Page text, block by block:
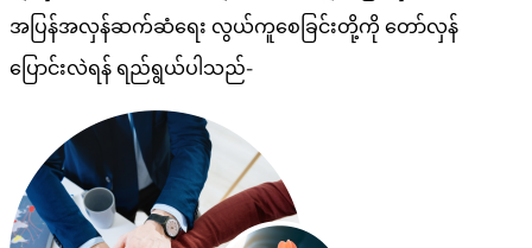
အပြန်အလှန်ဆက်ဆံရေး လွယ်ကူစေခြင်းတို့ကို တော်လှန်
ပြောင်းလဲရန် ရည်ရွယ်ပါသည်-